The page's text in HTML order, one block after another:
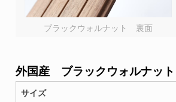
ブラックウォルナット 裏面
外国産 ブラックウォルナッ
サイズ